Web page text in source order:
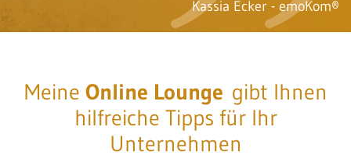
Kassia Ecker - emoKom®
Meine Online Lounge gibt Ihnen
hilfreiche Tipps für Ihr
Unternehmen